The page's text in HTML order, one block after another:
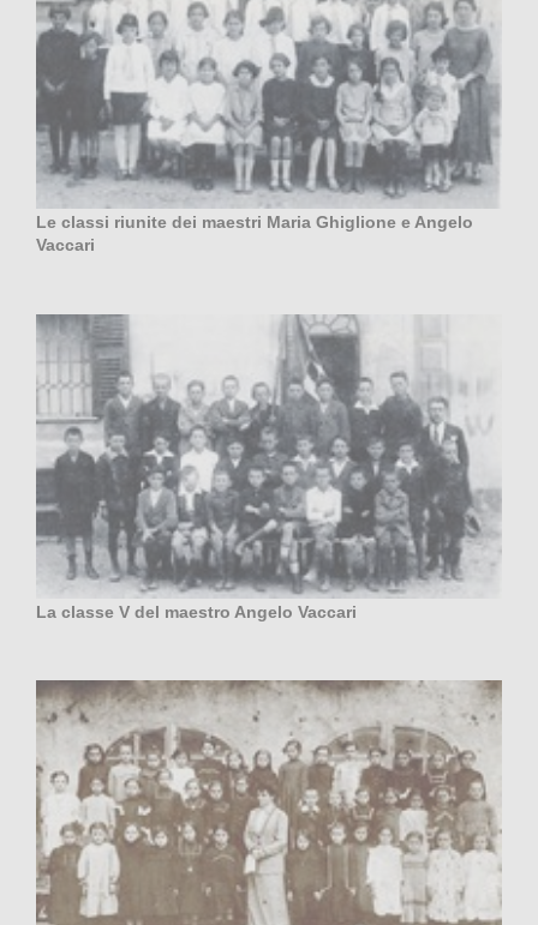
Le classi riunite dei maestri Maria Ghiglione e Angelo
Vaccari
La classe V del maestro Angelo Vaccari